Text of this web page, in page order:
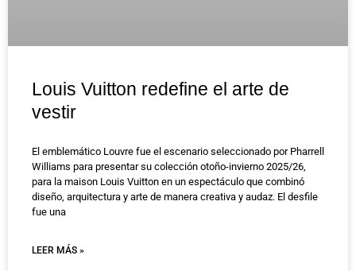
Louis Vuitton redefine el arte de
vestir
El emblemático Louvre fue el escenario seleccionado por Pharrell
Williams para presentar su colección otoño-invierno 2025/26,
para la maison Louis Vuitton en un espectáculo que combinó
diseño, arquitectura y arte de manera creativa y audaz. El desfile
fue una
LEER MÁS »